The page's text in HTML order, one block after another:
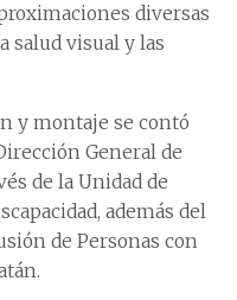
diversas
salud visual y las
y montaje se contó
General de
de la Unidad de
además del
de Personas con